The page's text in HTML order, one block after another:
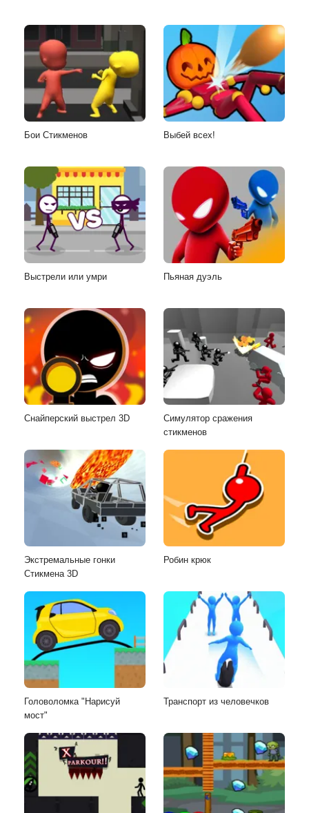
Бои Стикменов Выбей всех!
Выстрели или умри Пьяная дуэль
Снайперский выстрел 3D
Симулятор сражения
стикменов
Экстремальные гонки
Стикмена 3D
Робин крюк
Головоломка "Нарисуй
мост"
Транспорт из человечков